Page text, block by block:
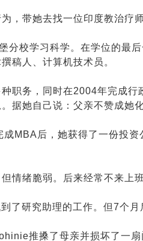
，带她去找一位印度教治疗
分校学习科学。在学位的最
稿人、计算机技术员。
职务，同时在2004年完成
据她自己说：父亲不赞成她
MBA后，她获得了一份投
情绪脆弱。后来经常不来上
了研究助理的工作。但7个月
推搡了母亲并损坏了一